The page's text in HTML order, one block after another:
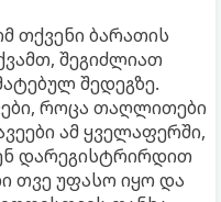
თქვენი ბარათის
შეგიძლიათ
შედეგზე.
როცა თაღლითები
ამ ყველაფერში,
დარეგისტრირდით
თვე უფასო იყო და